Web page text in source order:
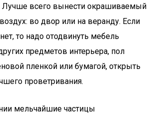
Лучше всего вынести окрашиваемый
во двор или на веранду. Если
то надо отодвинуть мебель
предметов интерьера, пол
пленкой или бумагой, открыть
проветривания.
мельчайшие частицы